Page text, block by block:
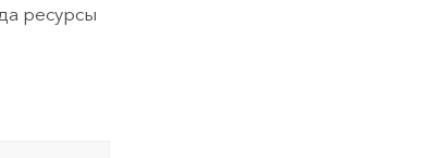
ресурсы